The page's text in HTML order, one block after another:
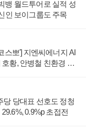
뱅 월드투어로 실적 성
인 보이그룹도 주목
스뽀'] 지엔씨에너지 AI
황, 안병철 친환경 에
당 당대표 선호도 정청
0.9%p 초접전